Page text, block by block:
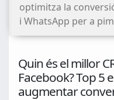
optimitza la
i WhatsApp per a
Quin és el millor
Facebook? Top 5
augmentar